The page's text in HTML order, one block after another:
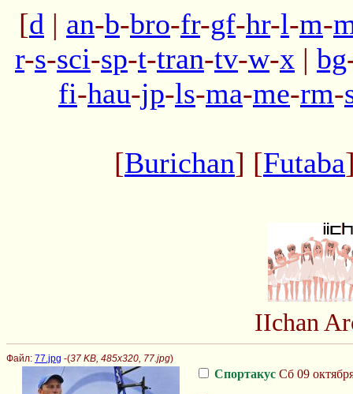
[d | an-b-bro-fr-gf-hr-l-m-
r-s-sci-sp-t-tran-tv-w-x | bg
fi-hau-jp-ls-ma-me-rm-
[Burichan] [Futaba
IIchan
Файл: 77.jpg -(37 KB, 485x320, 77.jpg)
Спортакус Сб 09